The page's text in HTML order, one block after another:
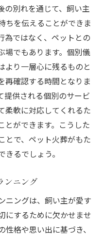
の別れを通じて、飼い主
ちを伝えることができま
為ではなく、ペットとの
場でもあります。個別儀
より一層心に残るものと
再確認する時間となりま
提供される個別のサービ
柔軟に対応してくれるた
とができます。こうした
とで、ペット火葬がもた
るでしょう。
ンニング
ニングは、飼い主が愛す
にするために欠かせませ
格や思い出に基づき、